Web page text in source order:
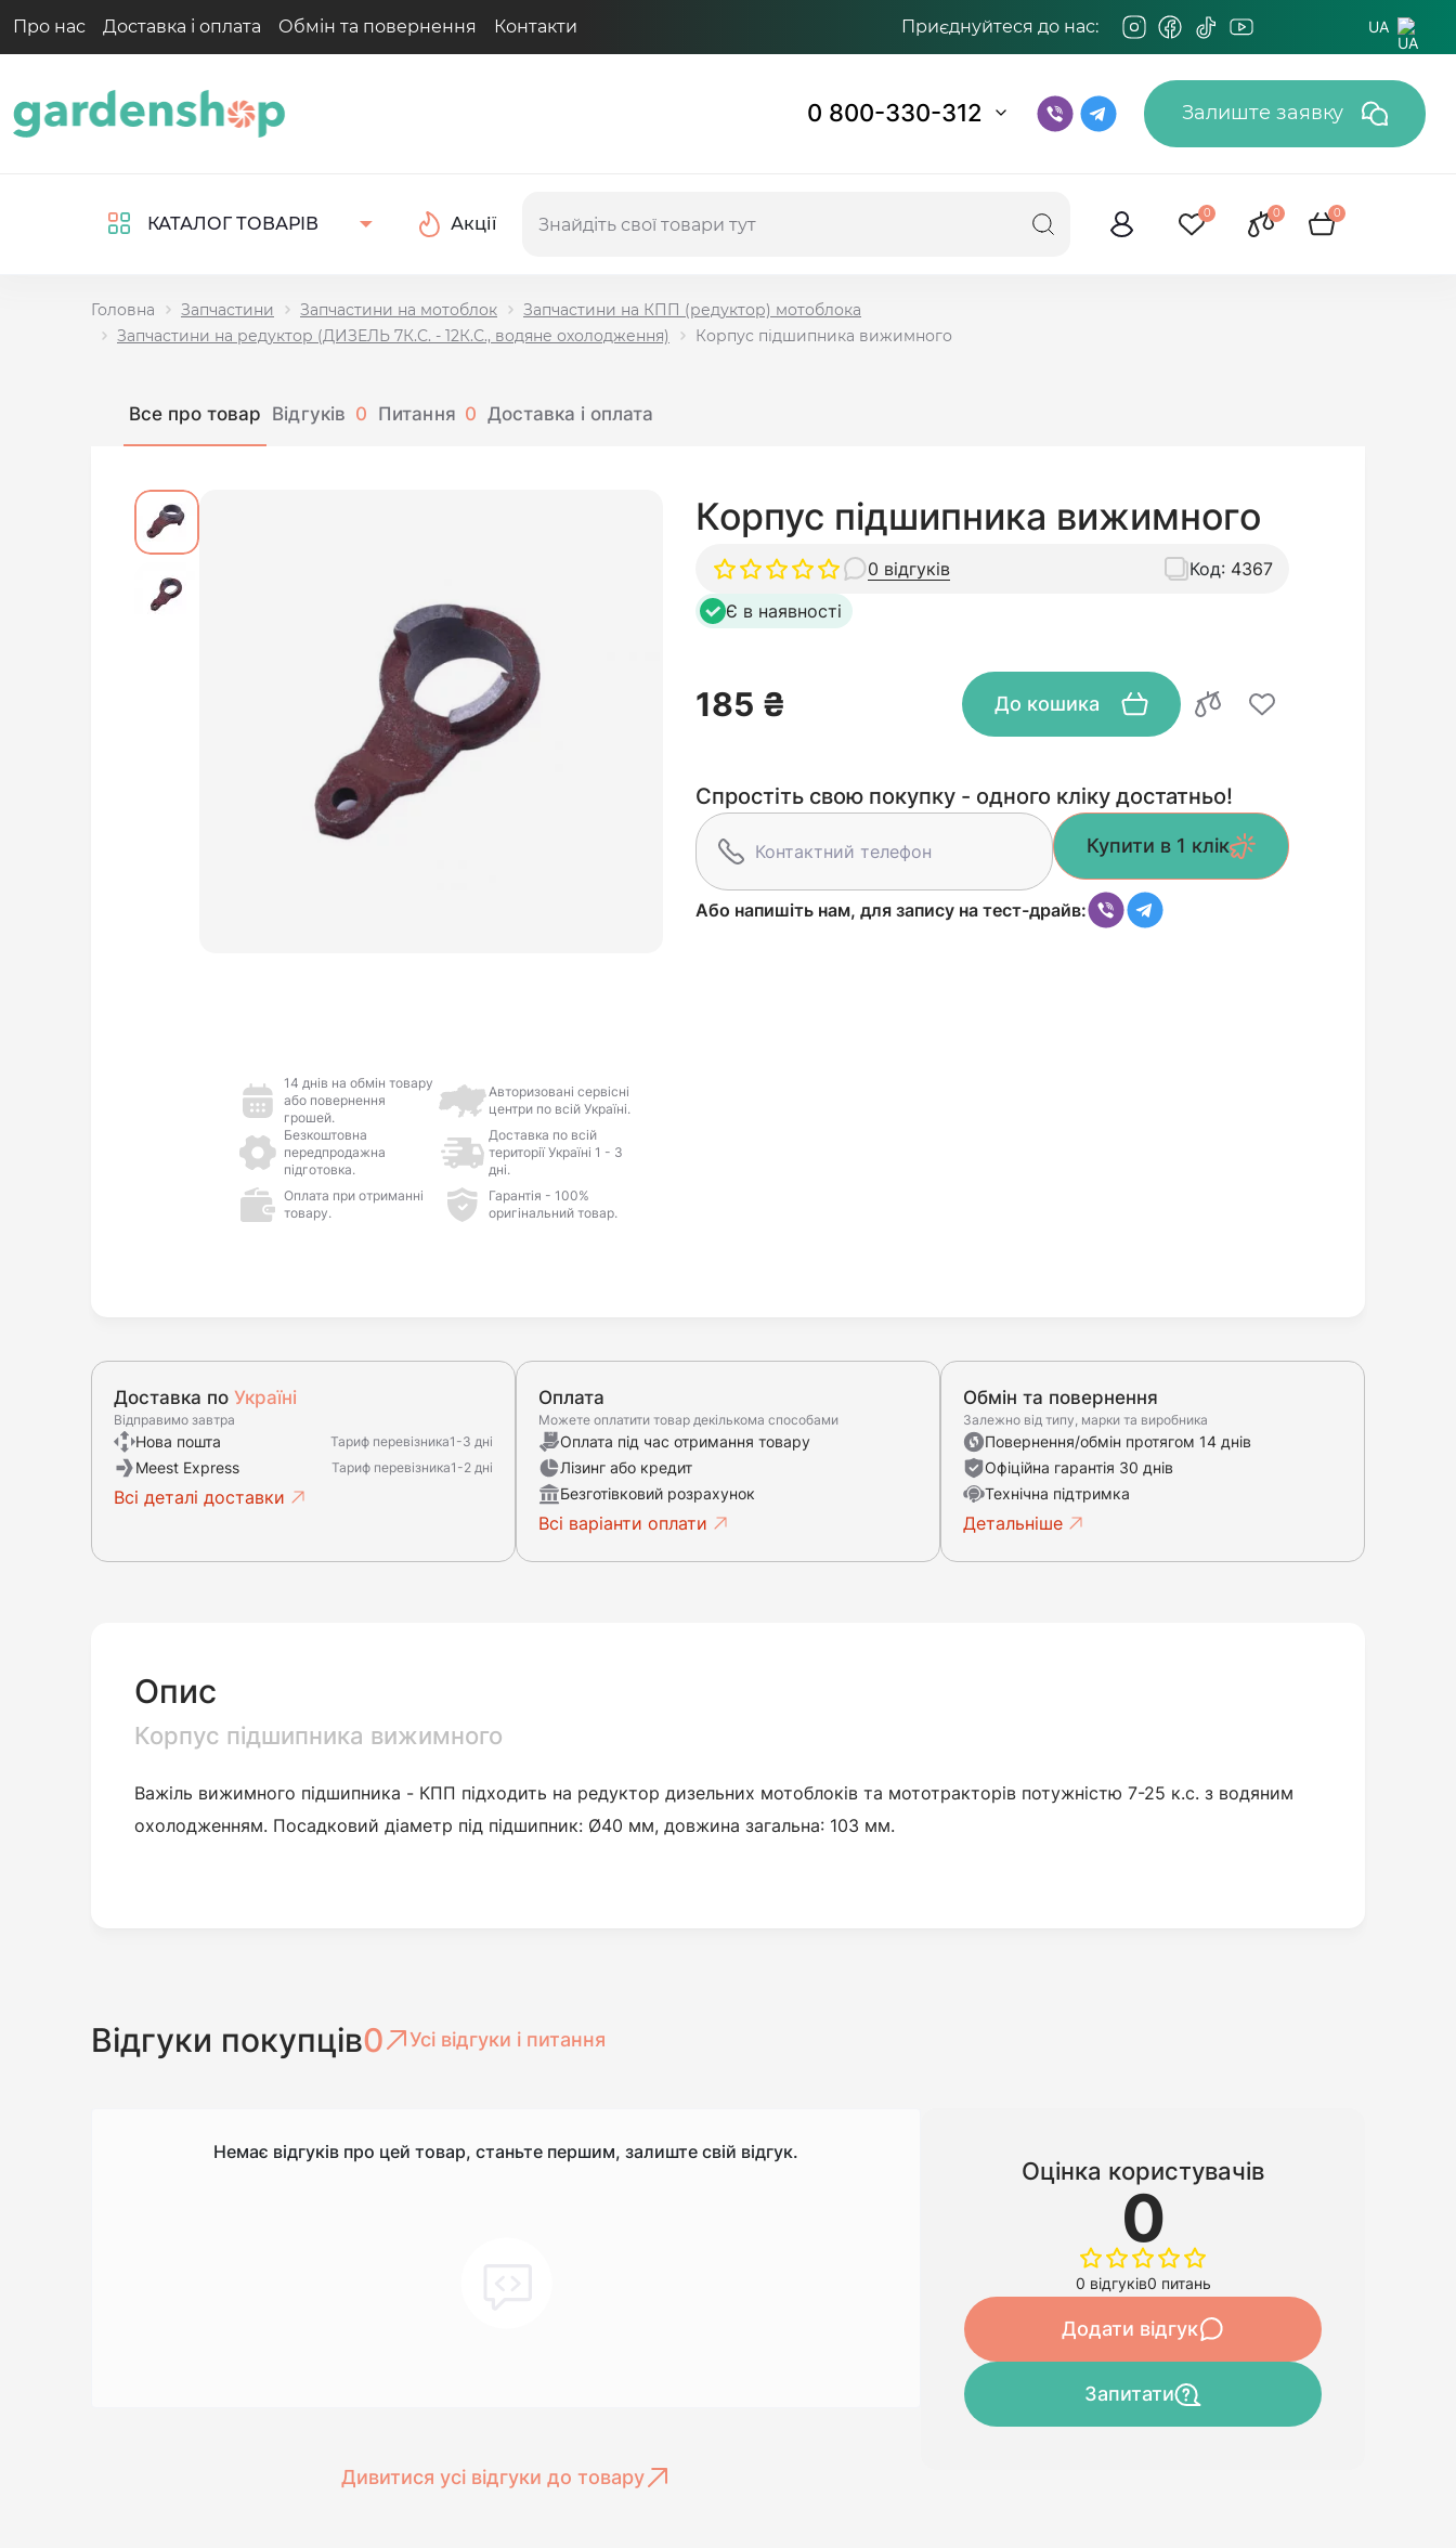
Про нас Доставка і оплата Обмін та повернення Контакти Приєднуйтеся до нас: UA
0 800-330-312 Залиште заявку
КАТАЛОГ ТОВАРІВ Акції
0 0 0
Головна Запчастини Запчастини на мотоблок
Запчастини на КПП (редуктор) мотоблока
Запчастини на редуктор (ДИЗЕЛЬ 7К.С. - 12К.С., водяне охолодження)
Корпус підшипника вижимного
Все про товар Відгуків 0 Питання 0 Доставка і оплата
14 днів на обмін товару
або повернення
грошей.
Авторизовані сервісні
центри по всій Україні.
Безкоштовна
передпродажна
підготовка.
Доставка по всій
території Україні 1 - 3
дні.
Оплата при отриманні
товару.
Гарантія - 100%
оригінальний товар.
Корпус підшипника вижимного
0 відгуків Код: 4367
Є в наявності
185 ₴ До кошика
Спростіть свою покупку - одного кліку достатньо!
Купити в 1 клік
Або напишіть нам, для запису на тест-драйв:
Доставка по Україні
Відправимо завтра
Нова пошта Тариф перевізника1-3 дні
Meest Express Тариф перевізника1-2 дні
Всі деталі доставки
Оплата
Можете оплатити товар декількома способами
Оплата під час отримання товару
Лізинг або кредит
Безготівковий розрахунок
Всі варіанти оплати
Обмін та повернення
Залежно від типу, марки та виробника
Повернення/обмін протягом 14 днів
Офіційна гарантія 30 днів
Технічна підтримка
Детальніше
Опис
Корпус підшипника вижимного
Важіль вижимного підшипника - КПП підходить на редуктор дизельних мотоблоків та мототракторів потужністю 7-25 к.с. з водяним
охолодженням. Посадковий діаметр під підшипник: Ø40 мм, довжина загальна: 103 мм.
Відгуки покупців0 Усі відгуки і питання
Немає відгуків про цей товар, станьте першим, залиште свій відгук.
Дивитися усі відгуки до товару
Оцінка користувачів
0
0 відгуків0 питань
Додати відгук
Запитати